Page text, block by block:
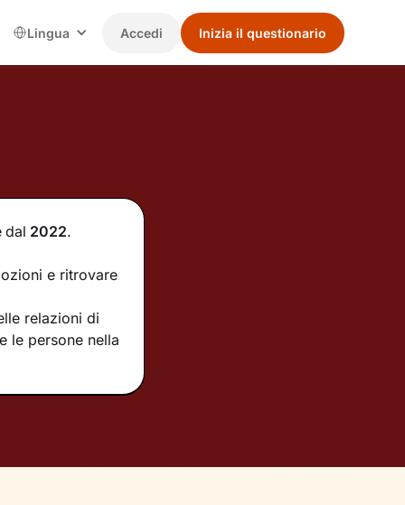
Lingua Accedi Inizia il questionario
dal 2022.
e ritrovare
relazioni di
le persone nella